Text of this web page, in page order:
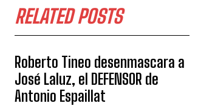
RELATED POSTS
Roberto Tineo desenmascara a
José Laluz, el DEFENSOR de
Antonio Espaillat